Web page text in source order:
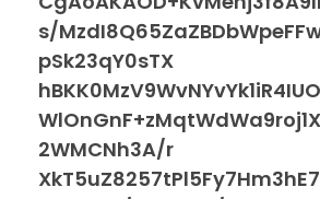
s/
pSk23qY0sTX
2WMCNh3A/r